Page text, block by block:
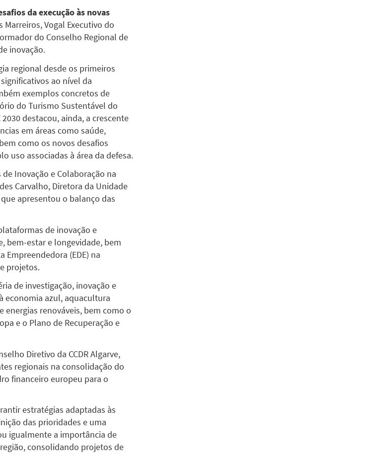
da execução às novas
Vogal Executivo do
do Conselho Regional de
inovação.
regional desde os primeiros
ao nível da
exemplos concretos de
do Turismo Sustentável do
destacou, ainda, a crescente
em áreas como saúde,
como os novos desafios
uso associadas à área da defesa.
Inovação e Colaboração na
Carvalho, Diretora da Unidade
apresentou o balanço das
de inovação e
bem-estar e longevidade, bem
(EDE) na
projetos.
de investigação, inovação e
economia azul, aquacultura
renováveis, bem como o
e o Plano de Recuperação e
Diretivo da CCDR Algarve,
regionais na consolidação do
financeiro europeu para o
estratégias adaptadas às
das prioridades e uma
igualmente a importância de
consolidando projetos de